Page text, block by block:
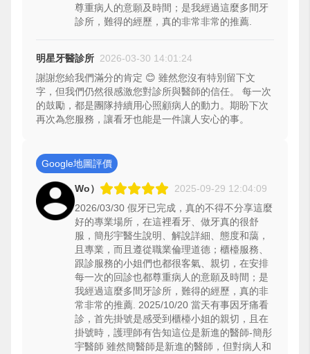
尊重病人的意願及時間；是我經過這麼多間牙
診所，難得的經歷，真的非常非常的推薦.
明星牙醫診所 2026-03-30 14:01:24
謝謝您給我們滿分的肯定 😊 雖然您沒有特別留下文
字，但我們仍然很感激您對診所與醫師的信任。 每一次
的鼓勵，都是團隊持續用心照顧病人的動力。期盼下次
再次為您服務，讓看牙也能是一件讓人安心的事。
Google地圖評價
Wo）
2025-09-29 12:04:09
2026/03/30 假牙已完成，真的不得不分享這麼
好的專業場所，在這裡看牙、做牙真的很舒
服，簡彤宇醫生說明、解說詳細、態度和藹，
且專業，而且遵從職業倫理道德；櫃檯服務、
跟診服務的小姐們也都很客氣、親切，在安排
每一次的回診也都尊重病人的意願及時間；是
我經過這麼多間牙診所，難得的經歷，真的非
常非常的推薦. 2025/10/20 當天有事因牙痛看
診，首先掛號是感受到櫃檯小姐的親切，且在
掛號時，護理師有告知這位是新進的醫師-簡彤
宇醫師 雖然簡醫師是新進的醫師，但對病人和